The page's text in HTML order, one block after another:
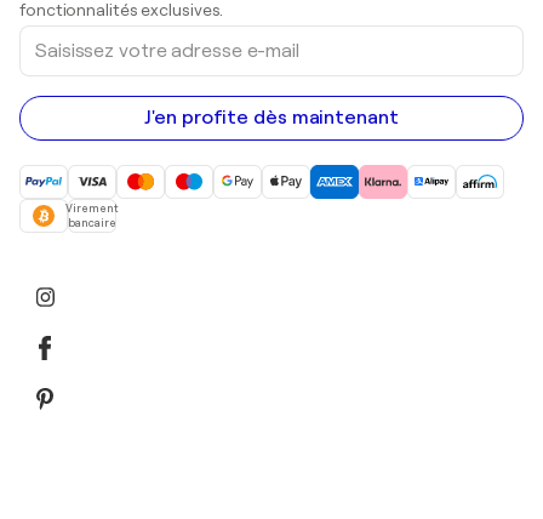
fonctionnalités exclusives.
Saisissez
votre
adresse
e-
mail
J'en profite dès maintenant
Virement
bancaire